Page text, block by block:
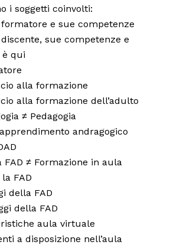
i soggetti coinvolti:
e sue competenze
sue competenze e
è qui
alla formazione
alla formazione dell’adulto
≠ Pedagogia
andragogico
FAD ≠ Formazione in aula
FAD
della FAD
della FAD
aula virtuale
a disposizione nell’aula